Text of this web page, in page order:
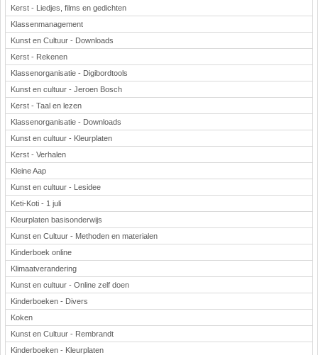
Kerst - Liedjes, films en gedichten
Klassenmanagement
Kunst en Cultuur - Downloads
Kerst - Rekenen
Klassenorganisatie - Digibordtools
Kunst en cultuur - Jeroen Bosch
Kerst - Taal en lezen
Klassenorganisatie - Downloads
Kunst en cultuur - Kleurplaten
Kerst - Verhalen
Kleine Aap
Kunst en cultuur - Lesidee
Keti-Koti - 1 juli
Kleurplaten basisonderwijs
Kunst en Cultuur - Methoden en materialen
Kinderboek online
Klimaatverandering
Kunst en cultuur - Online zelf doen
Kinderboeken - Divers
Koken
Kunst en Cultuur - Rembrandt
Kinderboeken - Kleurplaten